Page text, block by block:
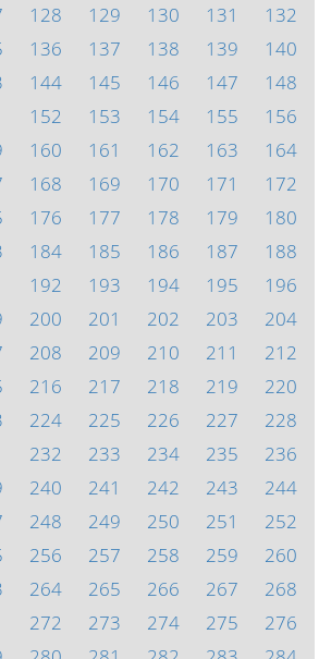
128 129 130 131
132
136 137 138 139
140
144 145 146 147
148
152 153 154 155
156
160 161 162 163
164
168 169 170 171
172
176 177 178 179
180
184 185 186 187
188
192 193 194 195
196
200 201 202 203
204
208 209 210 211
212
216 217 218 219
220
224 225 226 227
228
232 233 234 235
236
240 241 242 243
244
248 249 250 251
252
256 257 258 259
260
264 265 266 267
268
272 273 274 275
276